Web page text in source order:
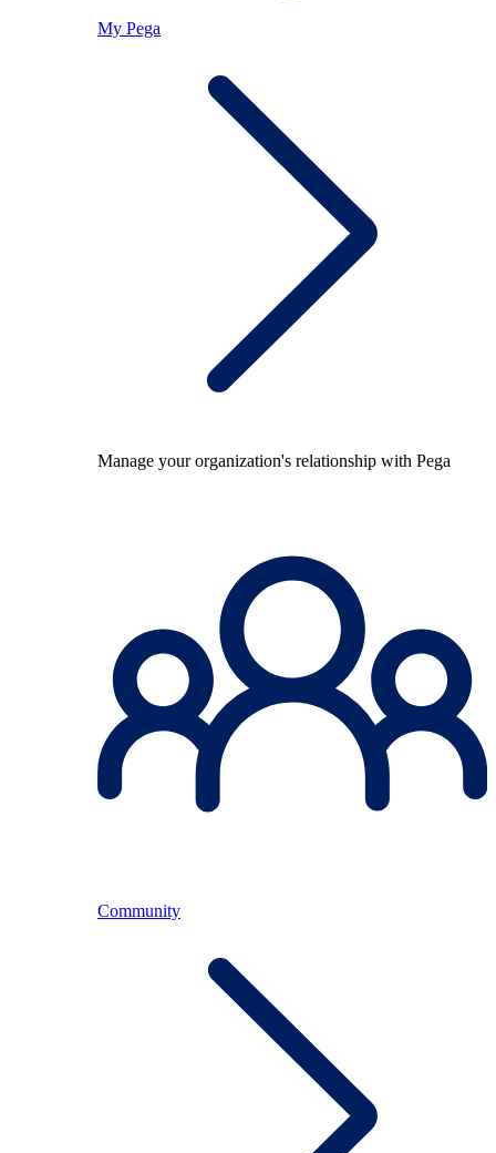
My Pega
Manage your organization's relationship with Pega
Community